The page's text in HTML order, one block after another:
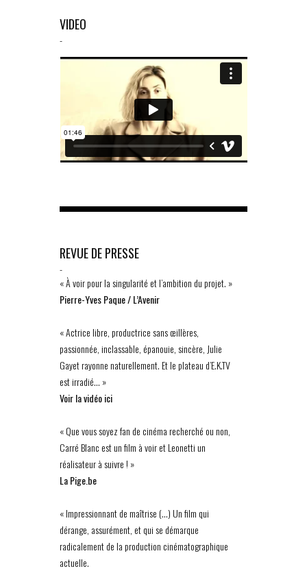
VIDEO
-
REVUE DE PRESSE
-
« À voir pour la singularité et l’ambition du projet. »
Pierre-Yves Paque / L’Avenir
« Actrice libre, productrice sans œillères,
passionnée, inclassable, épanouie, sincère, Julie
Gayet rayonne naturellement. Et le plateau d’E.K.TV
est irradié… »
Voir la vidéo ici
« Que vous soyez fan de cinéma recherché ou non,
Carré Blanc est un film à voir et Leonetti un
réalisateur à suivre ! »
La Pige.be
« Impressionnant de maîtrise (…) Un film qui
dérange, assurément, et qui se démarque
radicalement de la production cinématographique
actuelle.